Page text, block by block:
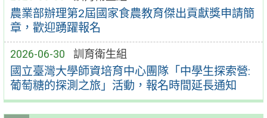
農業部辦理第2屆國家食農教育傑出貢獻獎申請簡
章，歡迎踴躍報名
2026-06-30 訓育衛生組
國立臺灣大學師資培育中心團隊「中學生探索營:
葡萄糖的探測之旅」活動，報名時間延長通知